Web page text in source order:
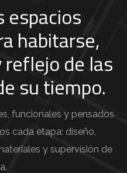
espacios
habitarse,
de las
su tiempo.
funcionales y pensados
cada etapa: diseño,
y supervisión de